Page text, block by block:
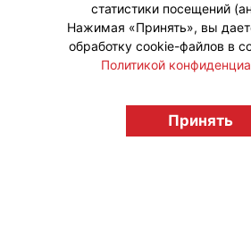
licensingrussia.ru, 2009-
статистики посещений
Нажимая «Принять», вы
обработку cookie-файлов в
Политикой
Принять